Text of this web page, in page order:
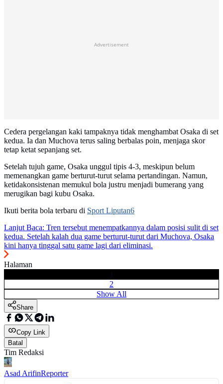
Advertisement
Cedera pergelangan kaki tampaknya tidak menghambat Osaka di set
kedua. Ia dan Muchova terus saling berbalas poin, menjaga skor
tetap ketat sepanjang set.
Setelah tujuh game, Osaka unggul tipis 4-3, meskipun belum
memenangkan game berturut-turut selama pertandingan. Namun,
ketidakonsistenan memukul bola justru menjadi bumerang yang
merugikan bagi kubu Osaka.
Ikuti berita bola terbaru di Sport Liputan6
Lanjut Baca: Tren tersebut menempatkannya dalam posisi sulit di set
kedua. Setelah kalah dua game berturut-turut dari Muchova, Osaka
kini hanya tinggal satu game lagi dari eliminasi.
Halaman
2
Show All
Share
Copy Link
Batal
Tim Redaksi
Asad ArifinReporter